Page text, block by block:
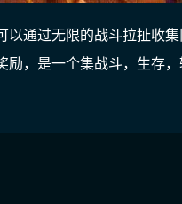
以通过无限的战斗拉扯收
励，是一个集战斗，生存